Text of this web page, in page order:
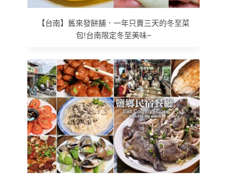
【台南】舊來發餅舖．一年只賣三天的冬至菜
包!台南限定冬至美味~